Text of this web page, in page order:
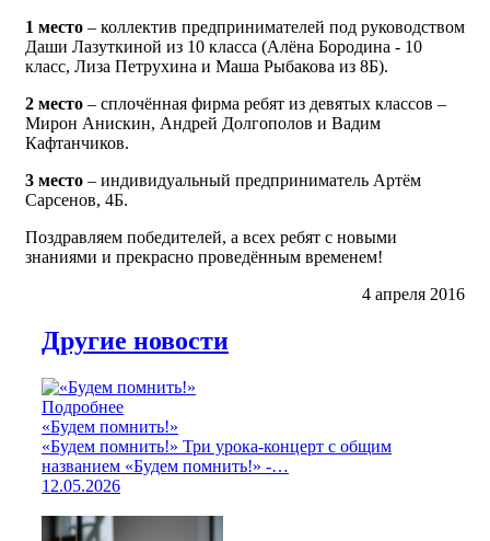
1 место – коллектив предпринимателей под руководством
Даши Лазуткиной из 10 класса (Алёна Бородина - 10
класс, Лиза Петрухина и Маша Рыбакова из 8Б).
2 место – сплочённая фирма ребят из девятых классов –
Мирон Анискин, Андрей Долгополов и Вадим
Кафтанчиков.
3 место – индивидуальный предприниматель Артём
Сарсенов, 4Б.
Поздравляем победителей, а всех ребят с новыми
знаниями и прекрасно проведённым временем!
4 апреля 2016
Другие новости
Подробнее
«Будем помнить!»
«Будем помнить!» Три урока-концерт с общим
названием «Будем помнить!» -…
12.05.2026